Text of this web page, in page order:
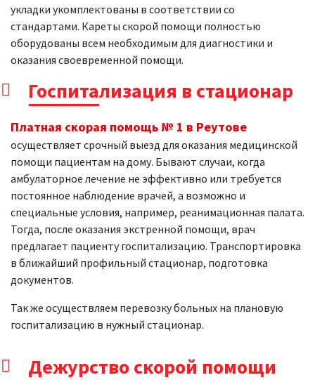
укладки укомплектованы в соответствии со
стандартами. Кареты скорой помощи полностью
оборудованы всем необходимым для диагностики и
оказания своевременной помощи.
Госпитализация в стационар
Платная скорая помощь № 1 в Реутове
осуществляет срочный выезд для оказания медицинской
помощи пациентам на дому. Бывают случаи, когда
амбулаторное лечение не эффективно или требуется
постоянное наблюдение врачей, а возможно и
специальные условия, например, реанимационная палата.
Тогда, после оказания экстренной помощи, врач
предлагает пациенту госпитализацию. Транспортировка
в ближайший профильный стационар, подготовка
документов.
Так же осуществляем перевозку больных на плановую
госпитализацию в нужный стационар.
Дежурство скорой помощи